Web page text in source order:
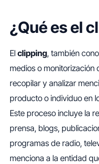
¿Qué es el
El clipping, también
medios o monitorización
recopilar y analizar
producto o individuo en
Este proceso incluye la
prensa, blogs,
programas de radio,
menciona a la entidad